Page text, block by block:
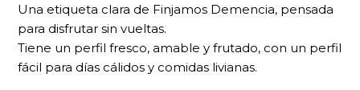
Una etiqueta clara de Finjamos Demencia, pensada
para disfrutar sin vueltas.
Tiene un perfil fresco, amable y frutado, con un perfil
fácil para días cálidos y comidas livianas.